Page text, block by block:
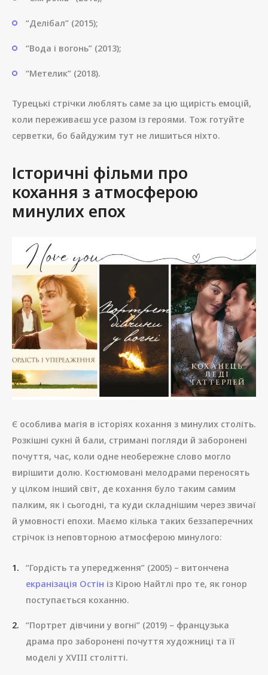
“Делібал” (2015);
“Вода і вогонь” (2013);
“Метелик” (2018).
Турецькі стрічки люблять саме за цю щирість емоцій,
коли переживаєш усе разом із героями. Тож готуйте
серветки, бо байдужим тут не лишиться ніхто.
Історичні фільми про
кохання з атмосферою
минулих епох
Є особлива магія в історіях кохання з минулих століть.
Розкішні сукні й бали, стримані погляди й заборонені
почуття, час, коли одне необережне слово могло
вирішити долю. Костюмовані мелодрами переносять
у цілком інший світ, де кохання було таким самим
палким, як і сьогодні, та куди складнішим через звичаї
й умовності епохи. Маємо кілька таких беззаперечних
стрічок із неповторною атмосферою минулого:
“Гордість та упередження” (2005) – витончена
екранізація Остін із Кірою Найтлі про те, як гонор
поступається коханню.
“Портрет дівчини у вогні” (2019) – французька
драма про заборонені почуття художниці та її
моделі у XVIII столітті.